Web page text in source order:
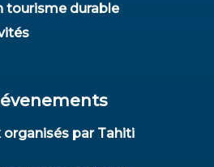
tourisme durable
organisés par Tahiti